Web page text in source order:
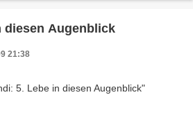
diesen Augenblick
21:38